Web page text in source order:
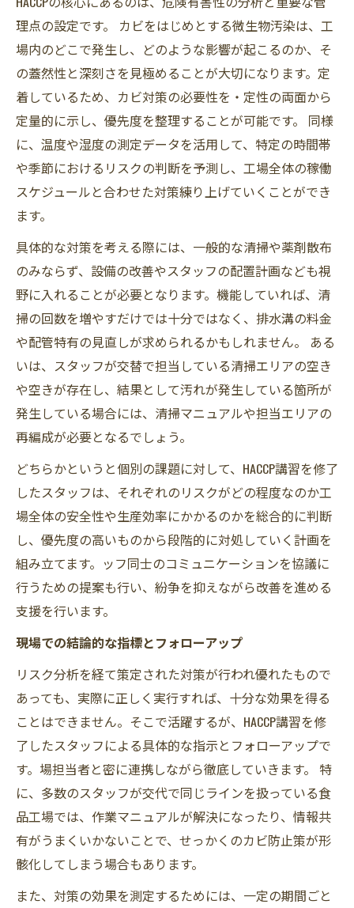
理点の設定です。 カビをはじめとする微生物汚染は、工
場内のどこで発生し、どのような影響が起こるのか、そ
の蓋然性と深刻さを見極めることが大切になります。定
着しているため、カビ対策の必要性を・定性の両面から
定量的に示し、優先度を整理することが可能です。 同様
に、温度や湿度の測定データを活用して、特定の時間帯
や季節におけるリスクの判断を予測し、工場全体の稼働
スケジュールと合わせた対策練り上げていくことができ
ます。
具体的な対策を考える際には、一般的な清掃や薬剤散布
のみならず、設備の改善やスタッフの配置計画なども視
野に入れることが必要となります。機能していれば、清
掃の回数を増やすだけでは十分ではなく、排水溝の料金
や配管特有の見直しが求められるかもしれません。 ある
いは、スタッフが交替で担当している清掃エリアの空き
や空きが存在し、結果として汚れが発生している箇所が
発生している場合には、清掃マニュアルや担当エリアの
再編成が必要となるでしょう。
どちらかというと個別の課題に対して、HACCP講習を修了
したスタッフは、それぞれのリスクがどの程度なのか工
場全体の安全性や生産効率にかかるのかを総合的に判断
し、優先度の高いものから段階的に対処していく計画を
組み立てます。ッフ同士のコミュニケーションを協議に
行うための提案も行い、紛争を抑えながら改善を進める
支援を行います。
現場での結論的な指標とフォローアップ
リスク分析を経て策定された対策が行われ優れたもので
あっても、実際に正しく実行すれば、十分な効果を得る
ことはできません。そこで活躍するが、HACCP講習を修
了したスタッフによる具体的な指示とフォローアップで
す。場担当者と密に連携しながら徹底していきます。 特
に、多数のスタッフが交代で同じラインを扱っている食
品工場では、作業マニュアルが解決になったり、情報共
有がうまくいかないことで、せっかくのカビ防止策が形
骸化してしまう場合もあります。
また、対策の効果を測定するためには、一定の期間ごと